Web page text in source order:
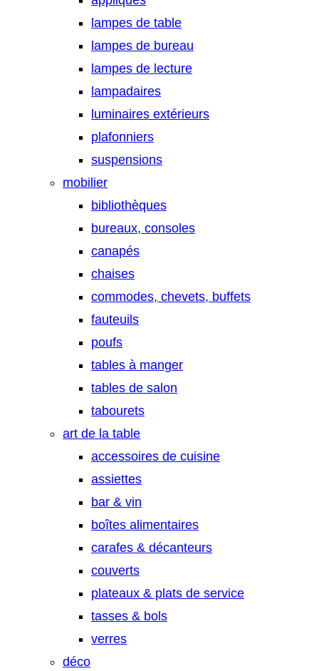
lampes de table
lampes de bureau
lampes de lecture
lampadaires
luminaires extérieurs
plafonniers
suspensions
mobilier
bibliothèques
bureaux, consoles
canapés
chaises
commodes, chevets, buffets
fauteuils
poufs
tables à manger
tables de salon
tabourets
art de la table
accessoires de cuisine
assiettes
bar & vin
boîtes alimentaires
carafes & décanteurs
couverts
plateaux & plats de service
tasses & bols
verres
déco